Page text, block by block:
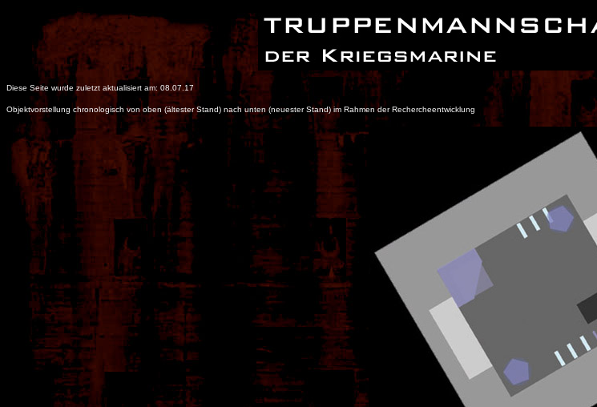
Diese Seite wurde zuletzt aktualisiert am: 08.07.17
Objektvorstellung chronologisch von oben (ältester Stand) nach unten (neuester Stand) im Rahmen der Rechercheentwicklung